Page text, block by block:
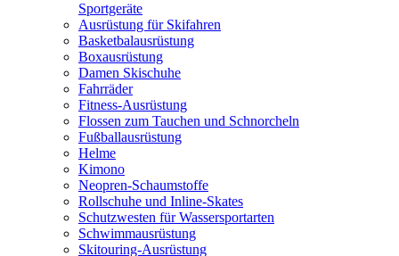
Sportgeräte
Ausrüstung für Skifahren
Basketbalausrüstung
Boxausrüstung
Damen Skischuhe
Fahrräder
Fitness-Ausrüstung
Flossen zum Tauchen und Schnorcheln
Fußballausrüstung
Helme
Kimono
Neopren-Schaumstoffe
Rollschuhe und Inline-Skates
Schutzwesten für Wassersportarten
Schwimmausrüstung
Skitouring-Ausrüstung